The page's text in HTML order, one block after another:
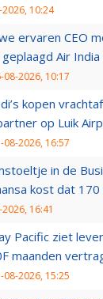
2026, 10:24
ervaren CEO
Air India
08-2026, 10:17
kopen
op Luik
08-2026, 16:57
in de
kost dat
16:41
Pacific ziet
maanden
08-2026, 15:25